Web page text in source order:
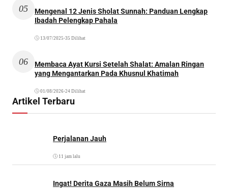
05
Mengenal 12 Jenis Sholat Sunnah: Panduan Lengkap
Ibadah Pelengkap Pahala
13/07/2025 •35 Dilihat
06
Membaca Ayat Kursi Setelah Shalat: Amalan Ringan
yang Mengantarkan Pada Khusnul Khatimah
01/08/2026•24 Dilihat
Artikel Terbaru
Perjalanan Jauh
11 jam lalu
Ingat! Derita Gaza Masih Belum Sirna